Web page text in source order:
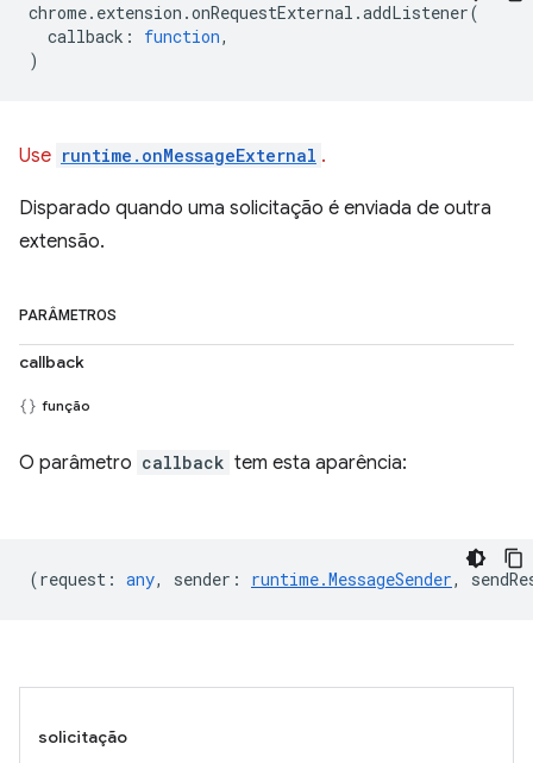
chrome. extension .onRequestExternal .addListener(
callback : function,
)
Use runtime.onMessageExternal .
Disparado quando uma solicitação é enviada de outra
extensão.
PARÂMETROS
callback
função
O parâmetro callback tem esta aparência:
(request : any, sender : runtime.MessageSender,
solicitação